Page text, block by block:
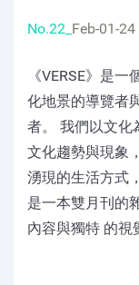
No.22_ Feb-01-24
《VERSE》是
化地景的導覽者
者。 我們以文化
文化趨勢與現象
湧現的生活方式
是一本雙月刊的
內容與獨特 的視